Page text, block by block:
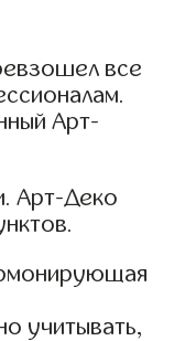
все
Арт-
Арт-Деко
учитывать,